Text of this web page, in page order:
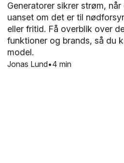
4 min
Generatorer sikrer strøm,
uanset om det er til
eller fritid. Få overblik over
funktioner og brands, så du
model.
Jonas Lund